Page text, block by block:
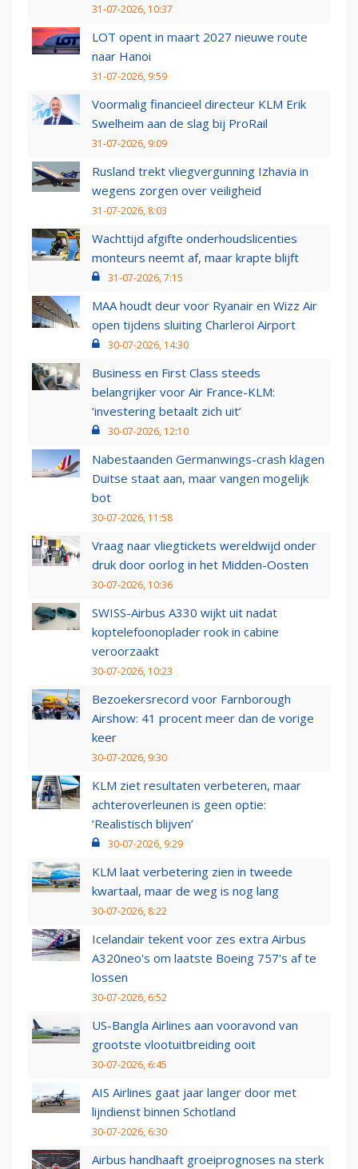
31-07-2026, 10:37
LOT opent in maart 2027 nieuwe route
naar Hanoi
31-07-2026, 9:59
Voormalig financieel directeur KLM Erik
Swelheim aan de slag bij ProRail
31-07-2026, 9:09
Rusland trekt vliegvergunning Izhavia in
wegens zorgen over veiligheid
31-07-2026, 8:03
Wachttijd afgifte onderhoudslicenties
monteurs neemt af, maar krapte blijft
31-07-2026, 7:15
MAA houdt deur voor Ryanair en Wizz Air
open tijdens sluiting Charleroi Airport
30-07-2026, 14:30
Business en First Class steeds
belangrijker voor Air France-KLM:
‘investering betaalt zich uit’
30-07-2026, 12:10
Nabestaanden Germanwings-crash klagen
Duitse staat aan, maar vangen mogelijk
bot
30-07-2026, 11:58
Vraag naar vliegtickets wereldwijd onder
druk door oorlog in het Midden-Oosten
30-07-2026, 10:36
SWISS-Airbus A330 wijkt uit nadat
koptelefoonoplader rook in cabine
veroorzaakt
30-07-2026, 10:23
Bezoekersrecord voor Farnborough
Airshow: 41 procent meer dan de vorige
keer
30-07-2026, 9:30
KLM ziet resultaten verbeteren, maar
achteroverleunen is geen optie:
‘Realistisch blijven’
30-07-2026, 9:29
KLM laat verbetering zien in tweede
kwartaal, maar de weg is nog lang
30-07-2026, 8:22
Icelandair tekent voor zes extra Airbus
A320neo's om laatste Boeing 757's af te
lossen
30-07-2026, 6:52
US-Bangla Airlines aan vooravond van
grootste vlootuitbreiding ooit
30-07-2026, 6:45
AIS Airlines gaat jaar langer door met
lijndienst binnen Schotland
30-07-2026, 6:30
Airbus handhaaft groeiprognoses na sterk